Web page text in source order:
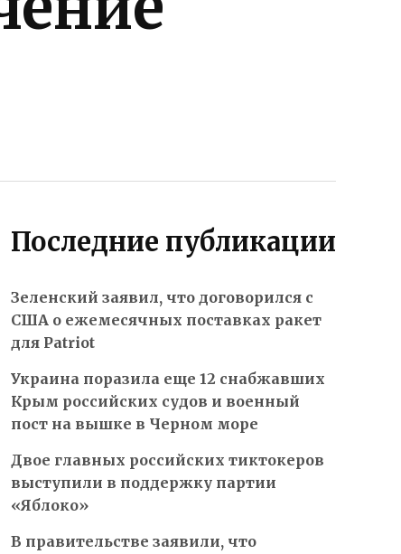
Последние публикации
Зеленский заявил, что договорился с
США о ежемесячных поставках ракет
для Patriot
Украина поразила еще 12 снабжавших
Крым российских судов и военный
пост на вышке в Черном море
Двое главных российских тиктокеров
выступили в поддержку партии
«Яблоко»
В правительстве заявили, что